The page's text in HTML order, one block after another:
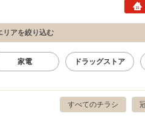
リアを絞り込む
家電 ドラッグストア
すべてのチラシ